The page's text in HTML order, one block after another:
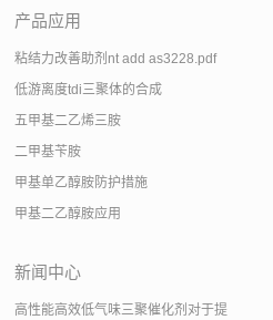
产品应用
粘结力改善助剂nt add as3228.pdf
低游离度tdi三聚体的合成
五甲基二乙烯三胺
二甲基苄胺
甲基单乙醇胺防护措施
甲基二乙醇胺应用
新闻中心
高性能高效低气味三聚催化剂对于提